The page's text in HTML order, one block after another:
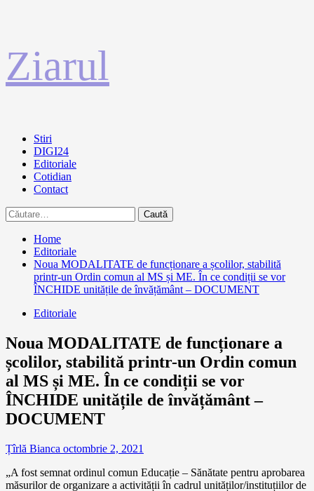
la
conținut
Ziarul
Primary
Menu
Stiri
DIGI24
Editoriale
Cotidian
Contact
Caută
după:
Home
Editoriale
Noua MODALITATE de funcționare a școlilor, stabilită
printr-un Ordin comun al MS și ME. În ce condiții se vor
ÎNCHIDE unitățile de învățământ – DOCUMENT
Editoriale
Noua MODALITATE de funcționare a
școlilor, stabilită printr-un Ordin comun
al MS și ME. În ce condiții se vor
ÎNCHIDE unitățile de învățământ –
DOCUMENT
Țîrlă Bianca octombrie 2, 2021
„A fost semnat ordinul comun Educație – Sănătate pentru aprobarea
măsurilor de organizare a activității în cadrul unităților/instituțiilor de